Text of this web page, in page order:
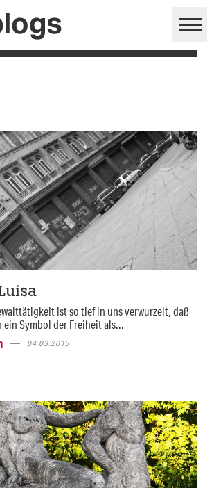
ist so tief in uns verwurzelt, daß
Symbol der Freiheit als...
04.03.2015